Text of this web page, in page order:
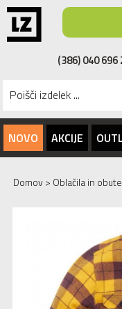
NOVO AKCIJE
(386) 040 696
Domov> Oblačila in